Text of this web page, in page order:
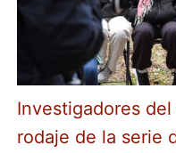
Investigadores
rodaje de la serie